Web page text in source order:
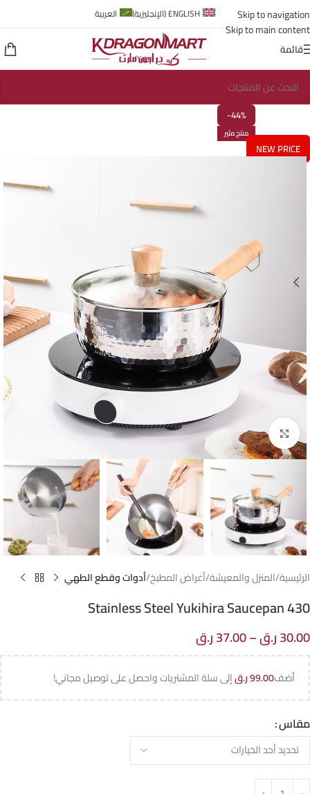
Skip to navigation
Skip to main content
ENGLISH
(الإنجليزية) العربية
قائمة
-44%
منتج مثير
NEW PRICE
Click to enlarge
الرئيسية المنزل والمعيشة أغراض المطبخ أدوات وقطع الطهي
430 Stainless Steel Yukihira Saucepan
30.00ر.ق–
37.00ر.ق
أضف99.00ر.قإلى سلة المشتريات واحصل على توصيل مجاني!
مقاس